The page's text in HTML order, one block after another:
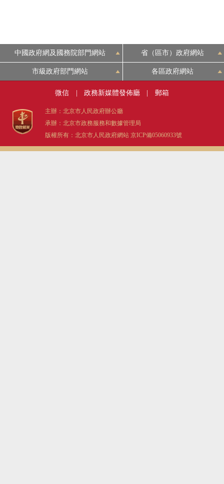
中國政府網及國務院部門網站 省（區市）政府網站
市級政府部門網站 各區政府網站
微信 政務新媒體發佈廳 郵箱
主辦：北京市人民政府辦公廳
承辦：北京市政務服務和數據管理局
版權所有：北京市人民政府網站 京ICP備05060933號